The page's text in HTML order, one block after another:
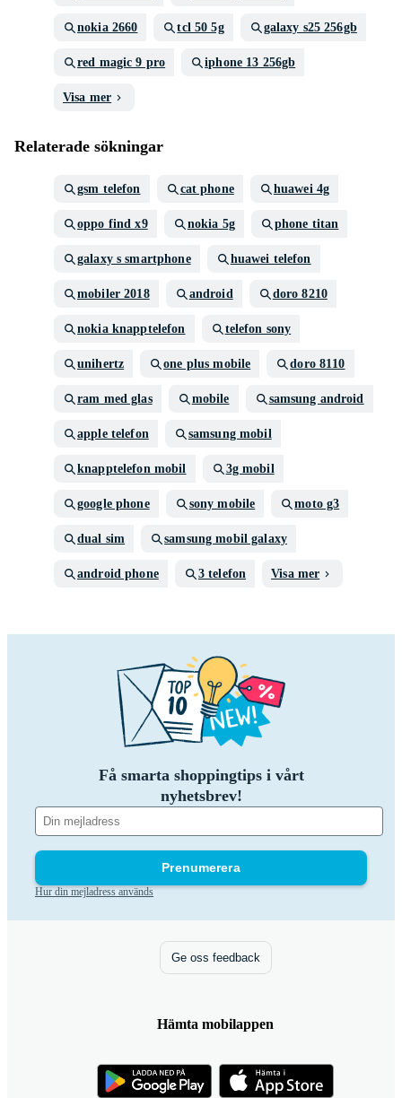
nokia 2660 tcl 50 5g galaxy s25 256gb
red magic 9 pro iphone 13 256gb
Visa mer
Relaterade sökningar
gsm telefon cat phone huawei 4g
oppo find x9 nokia 5g phone titan
galaxy s smartphone huawei telefon
mobiler 2018 android doro 8210
nokia knapptelefon telefon sony
unihertz one plus mobile doro 8110
ram med glas mobile samsung android
apple telefon samsung mobil
knapptelefon mobil 3g mobil
google phone sony mobile moto g3
dual sim samsung mobil galaxy
android phone 3 telefon Visa mer
Få smarta shoppingtips i vårt
nyhetsbrev!
Prenumerera
Hur din mejladress används
Ge oss feedback
Hämta mobilappen